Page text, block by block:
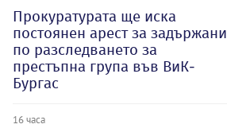
Прокуратурата ще иска
постоянен арест за задържани
по разследването за
престъпна група във ВиК-
Бургас
16 часа